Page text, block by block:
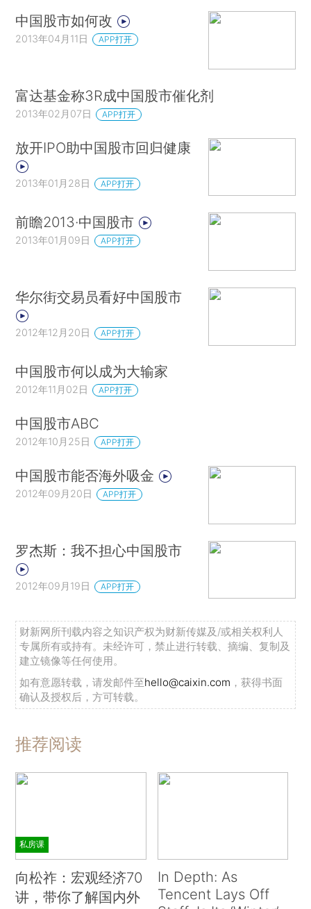
中国股市如何改
2013年04月11日 APP打开
富达基金称3R成中国股市催化剂
2013年02月07日 APP打开
放开IPO助中国股市回归健康
2013年01月28日 APP打开
前瞻2013·中国股市
2013年01月09日 APP打开
华尔街交易员看好中国股市
2012年12月20日 APP打开
中国股市何以成为大输家
2012年11月02日 APP打开
中国股市ABC
2012年10月25日 APP打开
中国股市能否海外吸金
2012年09月20日 APP打开
罗杰斯：我不担心中国股市
2012年09月19日 APP打开
财新网所刊载内容之知识产权为财新传媒及/或相关权利人
专属所有或持有。未经许可，禁止进行转载、摘编、复制及
建立镜像等任何使用。
如有意愿转载，请发邮件至hello@caixin.com ，获得书面
确认及授权后，方可转载。
推荐阅读
私房课
向松祚：宏观经济70
讲，带你了解国内外
In Depth: As
Tencent Lays Off